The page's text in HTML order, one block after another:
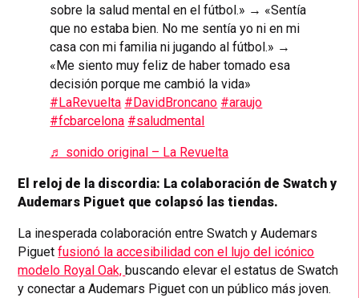
sobre la salud mental en el fútbol.» → «Sentía
que no estaba bien. No me sentía yo ni en mi
casa con mi familia ni jugando al fútbol.» →
«Me siento muy feliz de haber tomado esa
decisión porque me cambió la vida»
#LaRevuelta #DavidBroncano #araujo
#fcbarcelona #saludmental
♬ sonido original – La Revuelta
El reloj de la discordia: La colaboración de Swatch y
Audemars Piguet que colapsó las tiendas.
La inesperada colaboración entre Swatch y Audemars
Piguetfusionó la accesibilidad con el lujo del icónico
modelo Royal Oak,buscando elevar el estatus de Swatch
y conectar a Audemars Piguet con un público más joven.